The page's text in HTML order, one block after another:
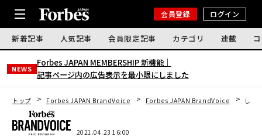
会員登録 ログイン
新着記事 人気記事 会員限定記事 カテゴリ 連載
NEWS
Forbes JAPAN MEMBERSHIP 新機能｜
記事ページ内の広告表示を最小限にしました
トップ Forbes JAPAN BrandVoice Forbes JAPAN BrandVoice しが
2021.04.23 16:00